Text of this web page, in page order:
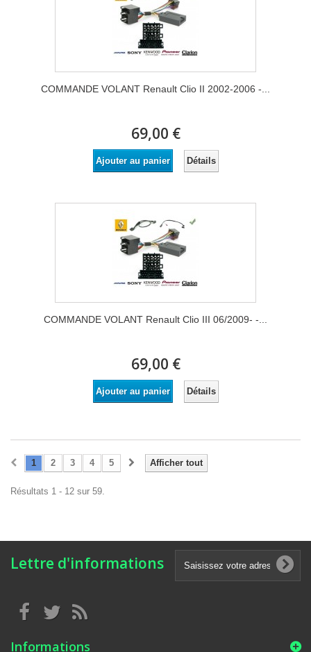
COMMANDE VOLANT Renault Clio II 2002-2006 -...
69,00 €
Ajouter au panier Détails
COMMANDE VOLANT Renault Clio III 06/2009- -...
69,00 €
Ajouter au panier Détails
Afficher tout
1 2 3 4 5
Résultats 1 - 12 sur 59.
Lettre d'informations
Informations